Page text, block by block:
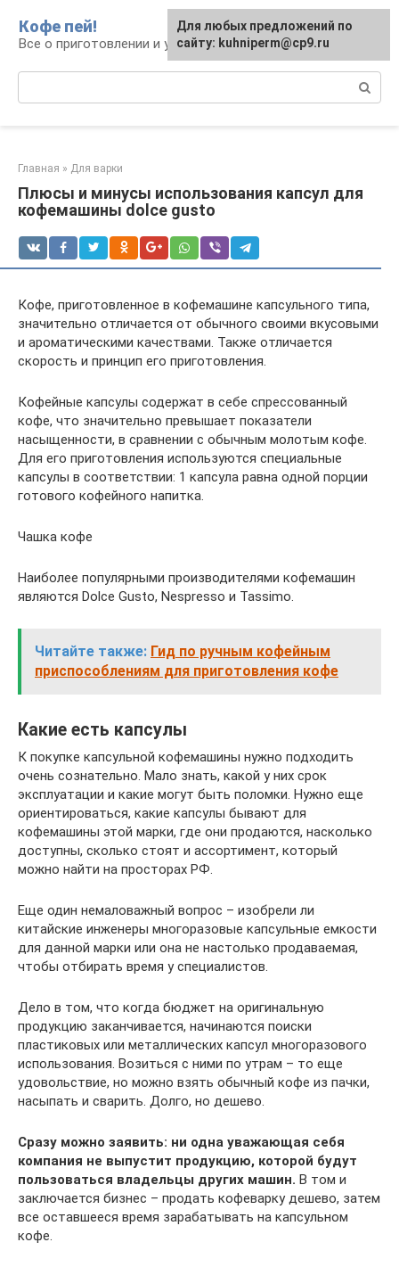
контенту
Кофе пей!
Все о приготовлении и употреблении кофе
Главная » Для варки
Плюсы и минусы использования капсул для
кофемашины dolce gusto
Кофе, приготовленное в кофемашине капсульного типа,
значительно отличается от обычного своими вкусовыми
и ароматическими качествами. Также отличается
скорость и принцип его приготовления.
Кофейные капсулы содержат в себе спрессованный
кофе, что значительно превышает показатели
насыщенности, в сравнении с обычным молотым кофе.
Для его приготовления используются специальные
капсулы в соответствии: 1 капсула равна одной порции
готового кофейного напитка.
Чашка кофе
Наиболее популярными производителями кофемашин
являются Dolce Gusto, Nespresso и Tassimo.
Читайте также: Гид по ручным кофейным
приспособлениям для приготовления кофе
Какие есть капсулы
К покупке капсульной кофемашины нужно подходить
очень сознательно. Мало знать, какой у них срок
эксплуатации и какие могут быть поломки. Нужно еще
ориентироваться, какие капсулы бывают для
кофемашины этой марки, где они продаются, насколько
доступны, сколько стоят и ассортимент, который
можно найти на просторах РФ.
Еще один немаловажный вопрос – изобрели ли
китайские инженеры многоразовые капсульные емкости
для данной марки или она не настолько продаваемая,
чтобы отбирать время у специалистов.
Дело в том, что когда бюджет на оригинальную
продукцию заканчивается, начинаются поиски
пластиковых или металлических капсул многоразового
использования. Возиться с ними по утрам – то еще
удовольствие, но можно взять обычный кофе из пачки,
насыпать и сварить. Долго, но дешево.
Сразу можно заявить: ни одна уважающая себя
компания не выпустит продукцию, которой будут
пользоваться владельцы других машин. В том и
заключается бизнес – продать кофеварку дешево, затем
все оставшееся время зарабатывать на капсульном
кофе.
Для любых предложений по
сайту: kuhniperm@cp9.ru